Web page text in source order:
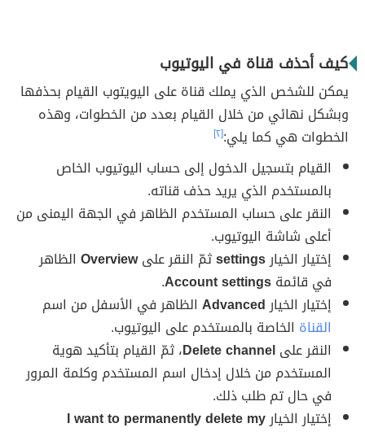
كيف أحذف قناة في اليوتيوب
يمكن للشخص الذي يملك قناة على اليويتوب القيام بحذفها
وبشكل نهائي من خلال القيام بعدد من الخطوات، وهذه
الخطوات هي كما يلي:[٢]
القيام بتسجيل الدخول إلى حساب اليوتيوب الخاص
بالمستخدم الذي يريد حذف قناته.
النقر على حساب المستخدم الظاهر في الجهة اليمنى من
أعلى شاشة اليوتيوب.
إختيار الخيارsettingsثمّ النقر علىOverviewالظاهر
في قائمةAccount settings
.
إختيار الخيارAdvancedالظاهر في الأسفل من اسم
القناة الخاصة بالمستخدم على اليوتيوب.
النقر علىDelete channel، ثمّ القيام بتأكيد هوية
المستخدم من خلال إدخال اسم المستخدم وكلمة المرور
في حال تم طلب ذلك.
إختيار الخيارI want to permanently delete my